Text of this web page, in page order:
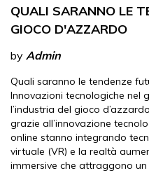
QUALI SARANNO LE
GIOCO D'AZZARDO
by Admin
Quali saranno le tendenze
Innovazioni tecnologiche nel
l’industria del gioco
grazie all’innovazione
online stanno integrando
virtuale (VR) e la realtà
immersive che attraggono